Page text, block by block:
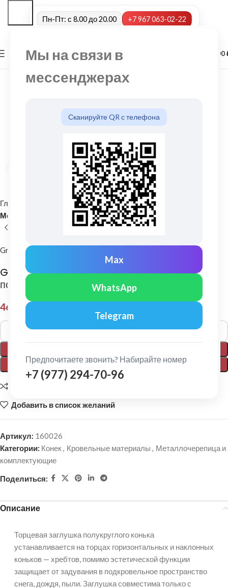
Мы на связи в
мессенджерах
Сканируйте QR с телефона
Max
WhatsApp
Telegram
Предпочитаете звонить? Набирайте номер
+7 (977) 294-70-96
Пн-Пт: с 8.00 до 20.00 +7 967 063-02-22
МЕНЮ 0,00
Нажмите, чтобы увеличить
Главная
Кровельные материалы
Металлочерепица и комплектующие
Grand Line
Grand Line: Заглушка торцевая малого
полукруглого конька Pe RR 32
463,00
ПОКУПКА В 1 КЛИК
Alternative:
Добавить в список желаний
Артикул: 160026
Категории: Конек, Кровельные материалы , Металлочерепица и
комплектующие
Поделиться:
Описание
Торцевая заглушка полукруглого конька
устанавливается на торцах горизонтальных и наклонных
коньков — хребтов, помимо эстетической функции
защищает от задувания в подкровельное пространство
снега, дождя, пыли. Заглушка совместима только с